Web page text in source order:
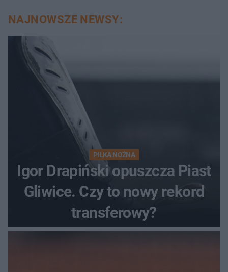
NAJNOWSZE NEWSY:
PIŁKA NOŻNA
Igor Drapiński opuszcza Piast
Gliwice. Czy to nowy rekord
transferowy?